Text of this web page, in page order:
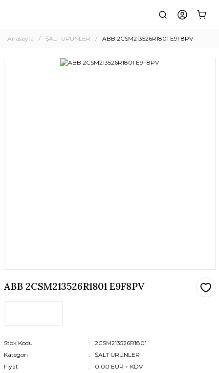
Anasayfa ŞALT ÜRÜNLER ABB 2CSM213526R1801 E9F8PV
ABB 2CSM213526R1801 E9F8PV
Stok Kodu
2CSM213526R1801
Kategori
ŞALT ÜRÜNLER
Fiyat
0,00 EUR + KDV